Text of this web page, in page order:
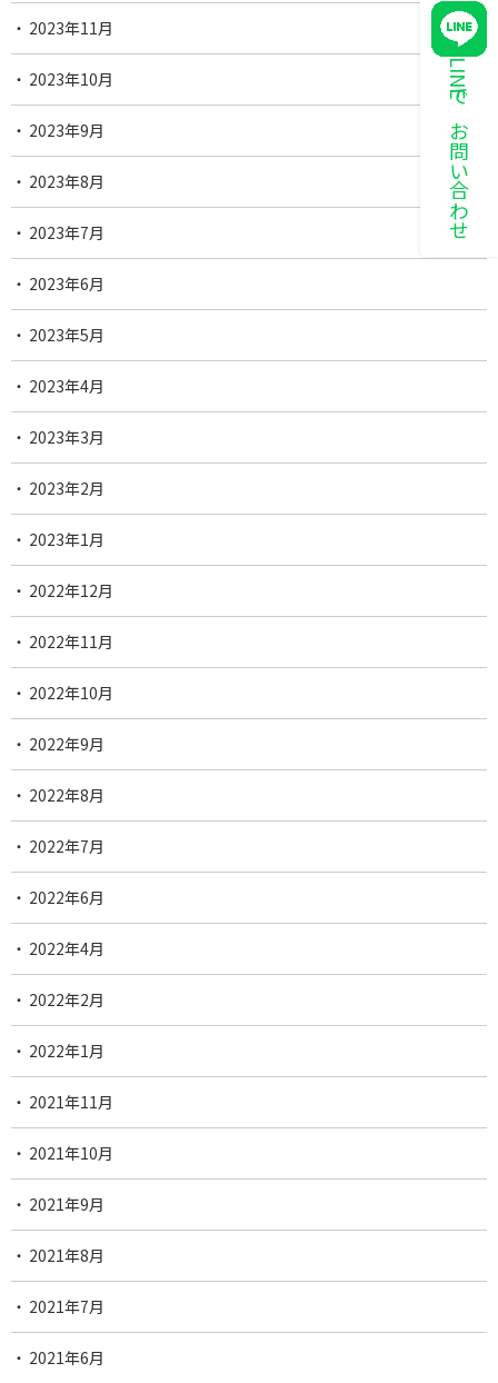
LINEでお問い合わせ
2023年11月
2023年10月
2023年9月
2023年8月
2023年7月
2023年6月
2023年5月
2023年4月
2023年3月
2023年2月
2023年1月
2022年12月
2022年11月
2022年10月
2022年9月
2022年8月
2022年7月
2022年6月
2022年4月
2022年2月
2022年1月
2021年11月
2021年10月
2021年9月
2021年8月
2021年7月
2021年6月